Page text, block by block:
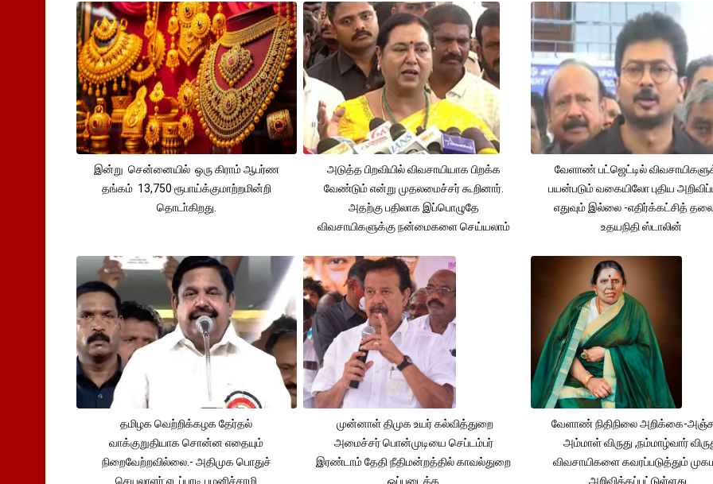
இன்று சென்னையில் ஒரு கிராம் ஆபர்ண
தங்கம் 13,750 ரூபாய்க்குமாற்றமின்றி
தொடா்கிறது.
அடுத்த பிறவியில் விவசாயியாக பிறக்க
வேண்டும் என்று முதலமைச்சர் கூறினார்.
அதற்கு பதிலாக இப்பொழுதே
விவசாயிகளுக்கு நன்மைகளை செய்யலாம்
வேளாண் பட்ஜெட்டில்
பயன்படும் வகையிலோ புதிய
எதுவும் இல்லை -எதிர்க்கட்சித்
உதயநிதி ஸ்டாலின்
தமிழக வெற்றிக்கழக தேர்தல்
வாக்குறுதியாக சொன்ன எதையும்
நிறைவேற்றவில்லை.- அதிமுக பொதுச்
செயலாளர் எடப்பாடி பழனிச்சாமி
முன்னாள் திமுக உயர் கல்வித்துறை
அமைச்சர் பொன்முடியை செப்டம்பர்
இரண்டாம் தேதி நீதிமன்றத்தில் காவல்துறை
ஒப்படைக்க
வேளாண் நிதிநிலை அறிக்கை-
அம்மாள் விருது ,நம்மாழ்வார்
விவசாயிகளை கவரப்படுத்தும்
அறிவிக்கப்பட்டுள்ளது...